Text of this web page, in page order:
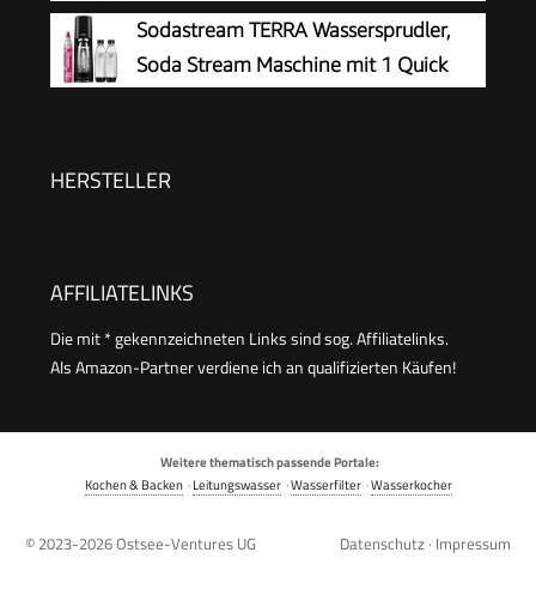
Füllstandsanzeige, 3 einstellbare
Sprudel-Stufen, ohne CO2 Flasche, 1x 0,85l
Wasserflasche + Reinigungspulver), schwarz,
Sodastream TERRA Wassersprudler,
Soda Stream Maschine mit 1 Quick
Sprudlerflaschen, Höhe 44 cm, Schwarz
HERSTELLER
AFFILIATELINKS
Die mit * gekennzeichneten Links sind sog. Affiliatelinks.
Als Amazon-Partner verdiene ich an qualifizierten Käufen!
Weitere thematisch passende Portale:
Kochen & Backen·Leitungswasser·Wasserfilter·Wasserkocher
© 2023-2026Ostsee-Ventures UG Datenschutz · Impressum